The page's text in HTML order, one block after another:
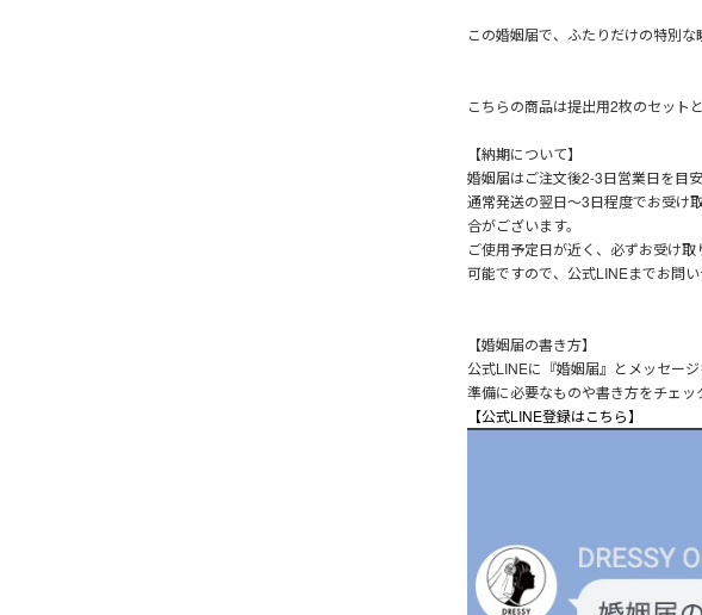
この婚姻届で、ふたりだけの特別な
こちらの商品は提出用2枚のセット
【納期について】
婚姻届はご注文後2-3日営業日を目
通常発送の翌日～3日程度でお受け
合がございます。
ご使用予定日が近く、必ずお受け
可能ですので、公式LINEまでお問い
【婚姻届の書き方】
公式LINEに『婚姻届』とメッセージ
準備に必要なものや書き方をチェッ
【公式LINE登録はこちら】